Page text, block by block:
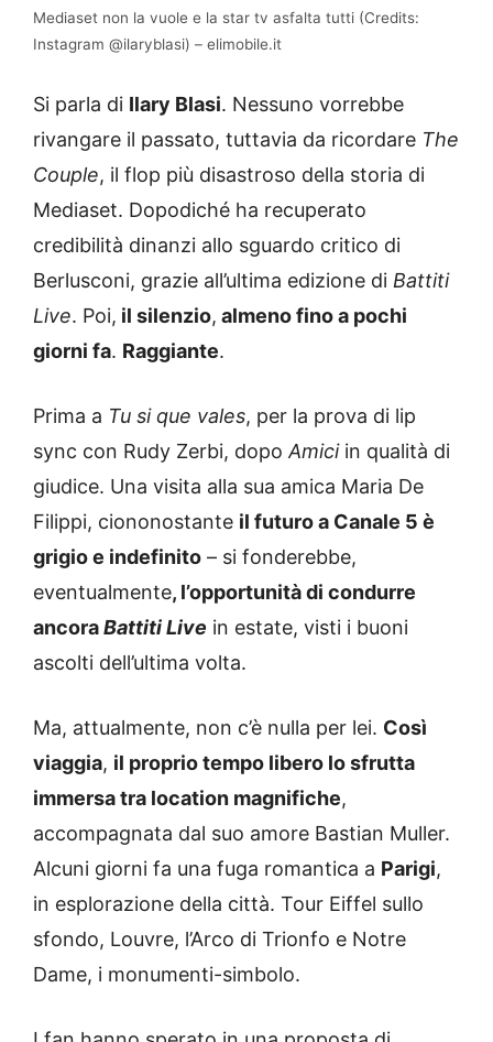
Mediaset non la vuole e la star tv asfalta tutti (Credits:
Instagram @ilaryblasi) – elimobile.it
Si parla di Ilary Blasi. Nessuno vorrebbe
rivangare il passato, tuttavia da ricordare The
Couple, il flop più disastroso della storia di
Mediaset. Dopodiché ha recuperato
credibilità dinanzi allo sguardo critico di
Berlusconi, grazie all’ultima edizione di Battiti
Live. Poi, il silenzio, almeno fino a pochi
giorni fa. Raggiante.
Prima a Tu si que vales, per la prova di lip
sync con Rudy Zerbi, dopoAmiciin qualità di
giudice. Una visita alla sua amica Maria De
Filippi, ciononostante il futuro a Canale 5 è
grigio e indefinito – si fonderebbe,
eventualmente, l’opportunità di condurre
ancoraBattiti Live in estate, visti i buoni
ascolti dell’ultima volta.
Ma, attualmente, non c’è nulla per lei. Così
viaggia, il proprio tempo libero lo sfrutta
immersa tra location magnifiche,
accompagnata dal suo amore Bastian Muller.
Alcuni giorni fa una fuga romantica a Parigi,
in esplorazione della città. Tour Eiffel sullo
sfondo, Louvre, l’Arco di Trionfo e Notre
Dame, i monumenti-simbolo.